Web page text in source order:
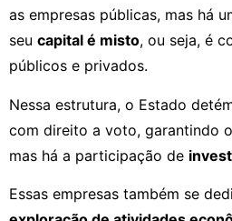
as empresas públicas, mas há
seu capital é misto, ou seja, é
públicos e privados.
Nessa estrutura, o Estado
com direito a voto, garantindo
mas há a participação de
Essas empresas também se